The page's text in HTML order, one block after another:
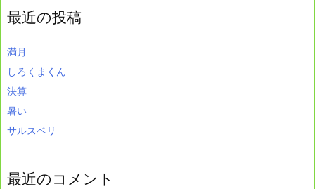
最近の投稿
満月
しろくまくん
決算
暑い
サルスベリ
最近のコメント